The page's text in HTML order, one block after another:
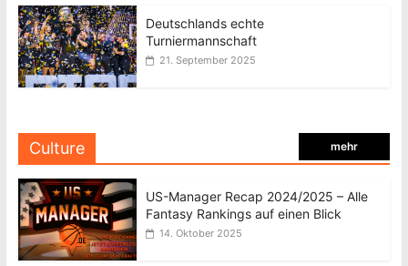
Deutschlands echte
Turniermannschaft
21. September 2025
Culture mehr
US-Manager Recap 2024/2025 – Alle
Fantasy Rankings auf einen Blick
14. Oktober 2025